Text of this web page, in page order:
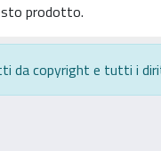
prodotto.
da copyright e tutti i